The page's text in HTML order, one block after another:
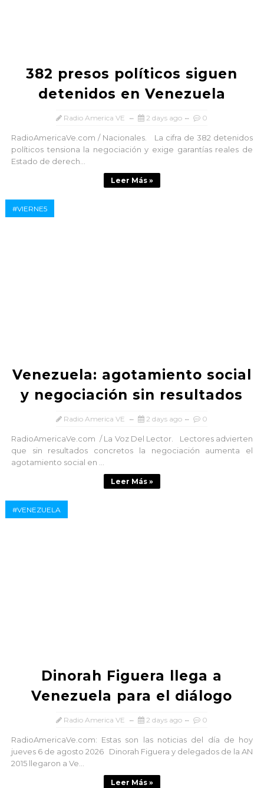
382 presos políticos siguen
detenidos en Venezuela
Radio America VE 2 days ago 0
RadioAmericaVe.com / Nacionales. La cifra de 382 detenidos
políticos tensiona la negociación y exige garantías reales de
Estado de derech...
Leer Más »
#VIERNE5
Venezuela: agotamiento social
y negociación sin resultados
Radio America VE 2 days ago 0
RadioAmericaVe.com / La Voz Del Lector. Lectores advierten
que sin resultados concretos la negociación aumenta el
agotamiento social en ...
Leer Más »
#VENEZUELA
Dinorah Figuera llega a
Venezuela para el diálogo
Radio America VE 2 days ago 0
RadioAmericaVe.com: Estas son las noticias del día de hoy
jueves 6 de agosto 2026 Dinorah Figuera y delegados de la AN
2015 llegaron a Ve...
Leer Más »